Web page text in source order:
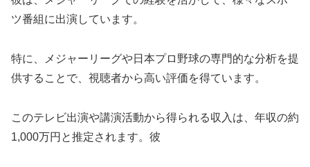
ツ番組に出演しています。
特に、メジャーリーグや日本プロ野球の専門的な分析を提
供することで、視聴者から高い評価を得ています。
このテレビ出演や講演活動から得られる収入は、年収の約
1,000万円と推定されます。彼